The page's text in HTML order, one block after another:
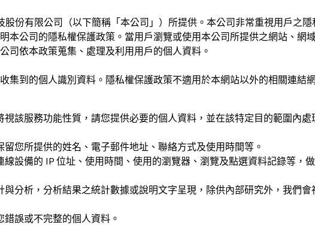
股份有限公司
（以下簡稱「本公司」）所提供。本公司非常重視用戶之
本公司的隱私權保護政策。當用戶瀏覽或使用本公司所提供之網站、網
司依本政策蒐集、處理及利用用戶的個人資料。
到的個人識別資料。隱私權保護政策不適用於本網站以外的相關連結
該服務功能性質，請您提供必要的個人資料，並在該特定目的範圍內
您所提供的姓名、電子郵件地址、聯絡方式及使用時間等。
設備的 IP 位址、使用時間、使用的瀏覽器、瀏覽及點選資料記錄等，
分析，分析結果之統計數據或說明文字呈現，除供內部研究外，我們
誤或不完整的個人資料。